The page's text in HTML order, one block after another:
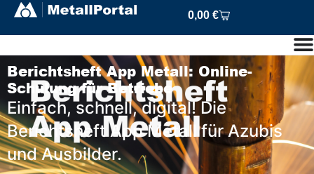
0,00 €
Berichtsheft App Metall: Online-
Schulung für Betriebe
Einfach, schnell, digital! Die
Berichtsheft App Metall für Azubis
und Ausbilder.